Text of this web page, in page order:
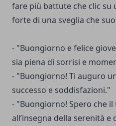
fare più battute che clic su
forte di una sveglia che
- "Buongiorno e felice
sia piena di sorrisi e
- "Buongiorno! Ti auguro
successo e soddisfazioni."
- "Buongiorno! Spero che il
all’insegna della serenità e